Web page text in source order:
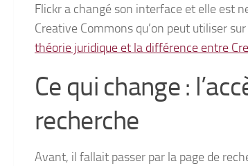
Flickr a changé son interface et elle est
Creative Commons qu’on peut utiliser
théorie juridique et la différence entre
Ce qui change :
recherche
Avant, il fallait passer par la page de